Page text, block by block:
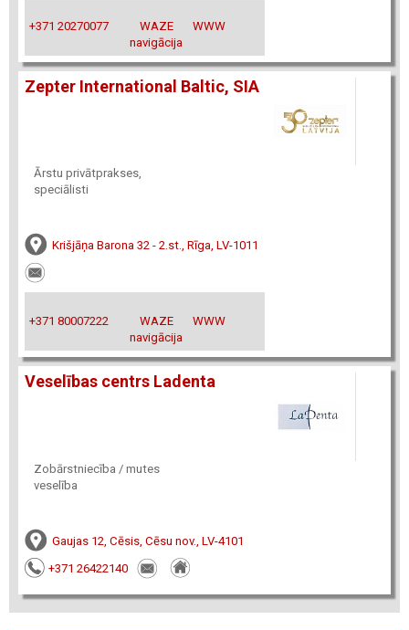
+371 20270077
WAZE
navigācija
WWW
Zepter International Baltic, SIA
Ārstu privātprakses,
speciālisti
Krišjāņa Barona 32 - 2.st., Rīga, LV-1011
+371 80007222
WAZE
navigācija
WWW
Veselības centrs Ladenta
Zobārstniecība / mutes
veselība
Gaujas 12, Cēsis, Cēsu nov., LV-4101
+371 26422140